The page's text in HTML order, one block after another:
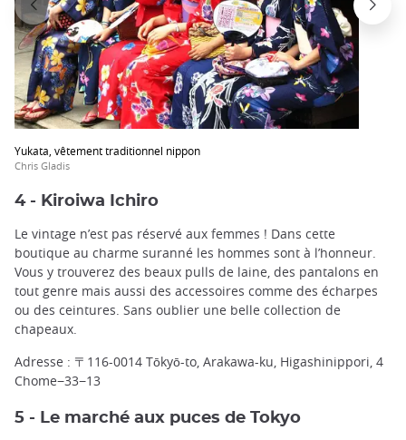
Yukata, vêtement traditionnel nippon
Chris Gladis
4 - Kiroiwa Ichiro
Le vintage n’est pas réservé aux femmes ! Dans cette
boutique au charme suranné les hommes sont à l’honneur.
Vous y trouverez des beaux pulls de laine, des pantalons en
tout genre mais aussi des accessoires comme des écharpes
ou des ceintures. Sans oublier une belle collection de
chapeaux.
Adresse : 〒116-0014 Tōkyō-to, Arakawa-ku, Higashinippori, 4
Chome−33−13
5 - Le marché aux puces de Tokyo